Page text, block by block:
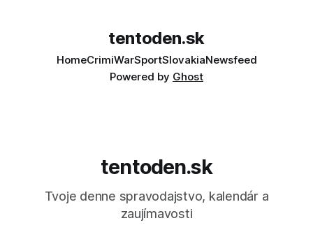
tentoden.sk
HomeCrimiWarSportSlovakiaNewsfeed
Powered by Ghost
tentoden.sk
Tvoje denne spravodajstvo, kalendár a
zaujímavosti